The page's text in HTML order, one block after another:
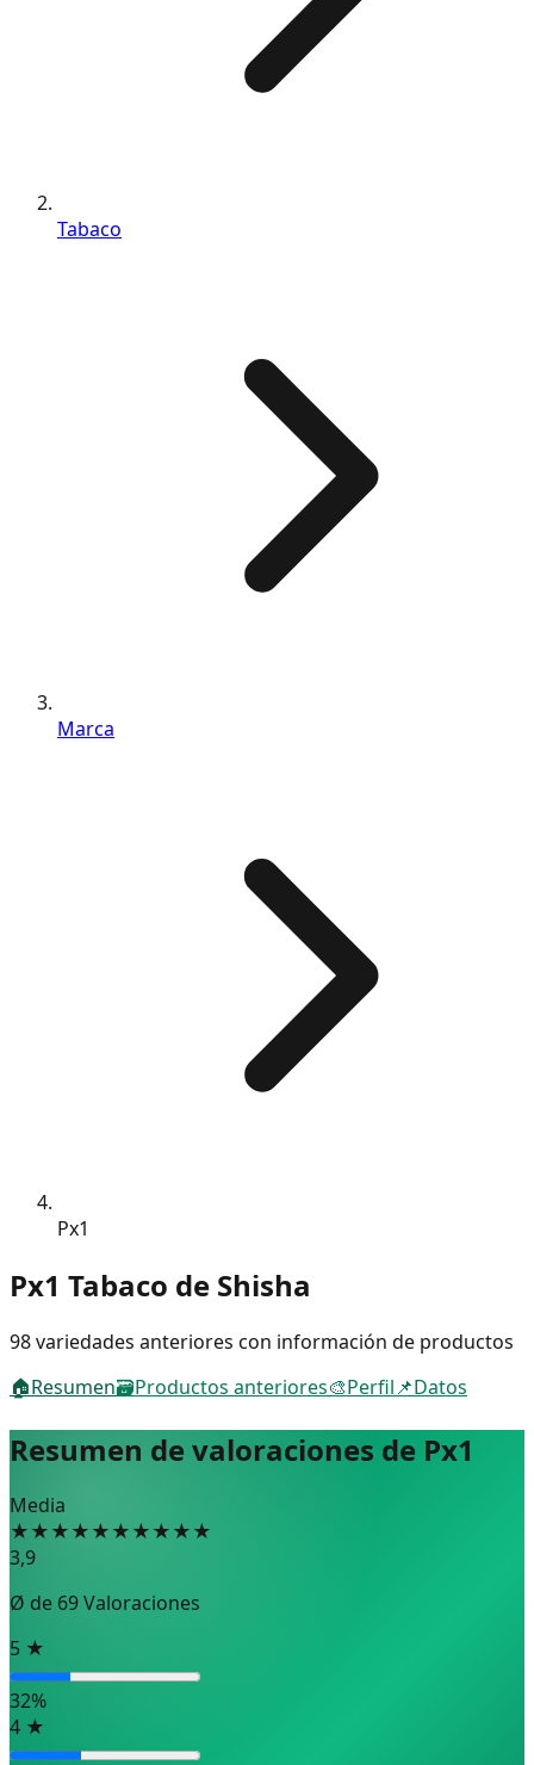
Tabaco
Marca
Px1
Px1 Tabaco de Shisha
98 variedades anteriores con información de productos
🏠Resumen🗃️Productos anteriores🎨Perfil📌Datos
Resumen de valoraciones de Px1
Media
★★★★★★★★★★
3,9
Ø de 69Valoraciones
5 ★
32%
4 ★